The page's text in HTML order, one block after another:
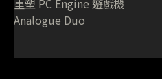
重塑 PC Engine 遊戲機
Analogue Duo